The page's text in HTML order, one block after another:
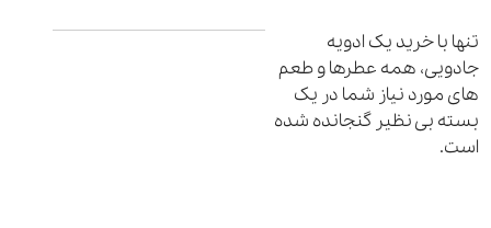
تنها ﺑﺎ ﺧﺮﯾﺪ ﯾﮏ ادوﯾﻪ
ﺟﺎدوﯾﯽ، ﻫﻤﻪ ﻋﻄﺮﻫﺎ و ﻃﻌﻢ
ﻫﺎی ﻣﻮرد ﻧﯿﺎز ﺷﻤﺎ در ﯾﮏ
ﺑﺴﺘﻪ ﺑﯽ ﻧﻈﯿﺮ ﮔﻨﺠﺎﻧﺪه ﺷﺪه
اﺳﺖ.